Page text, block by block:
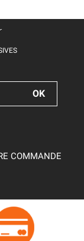
COMMANDE